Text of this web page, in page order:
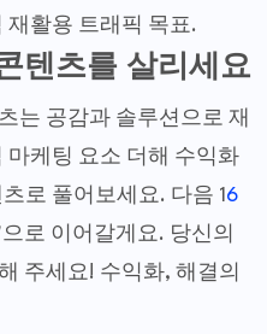
재활용 트래픽 목표.
텐츠를 살리세요
는 공감과 솔루션으로 재
마케팅 요소 더해 수익화
로 풀어보세요. 다음 1 6
'으로 이어갈게요. 당신의
주세요! 수익화, 해결의